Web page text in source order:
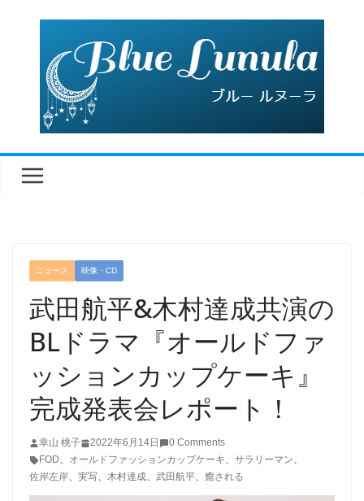
ニュース 映像・CD
武田航平&木村達成共演の
BLドラマ『オールドファ
ッションカップケーキ』
完成発表会レポート！
幸山 桃子 2022年6月14日
0 Comments
FOD、 オールドファッションカップケーキ、 サラリーマン、
佐岸左岸、 実写、 木村達成、 武田航平、 癒される